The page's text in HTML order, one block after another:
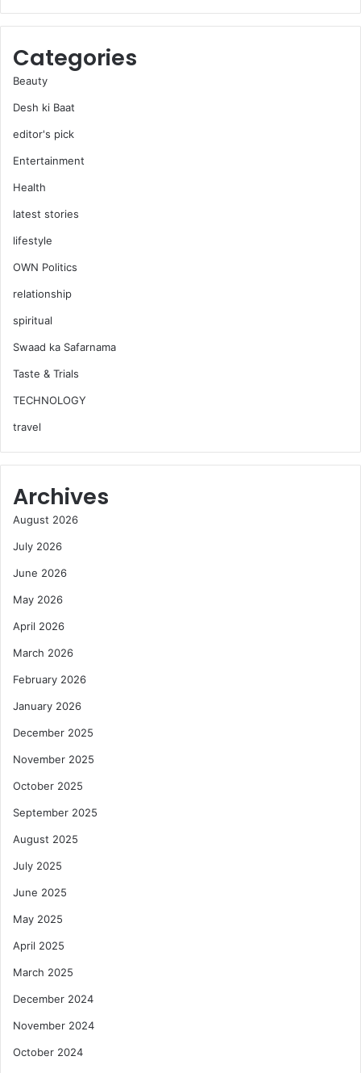
ପ୍ର
ତି
ପ୍ର
ଳୀ
Categories
Beauty
Desh ki Baat
editor's pick
Entertainment
Health
latest stories
lifestyle
OWN Politics
relationship
spiritual
Swaad ka Safarnama
Taste & Trials
TECHNOLOGY
travel
Archives
August 2026
July 2026
June 2026
May 2026
April 2026
March 2026
February 2026
January 2026
December 2025
November 2025
October 2025
September 2025
August 2025
July 2025
June 2025
May 2025
April 2025
March 2025
December 2024
November 2024
October 2024